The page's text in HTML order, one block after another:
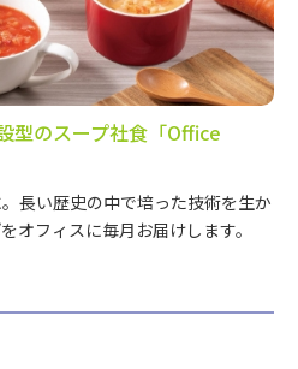
型のスープ社食「Office
長い歴史の中で培った技術を生か
オフィスに毎月お届けします。